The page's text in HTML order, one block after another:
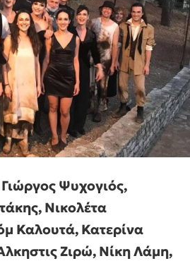
Γιώργος Ψυχογιός,
Νικολέτα
Καλουτά, Κατερίνα
Ζιρώ, Νίκη Λάμη,